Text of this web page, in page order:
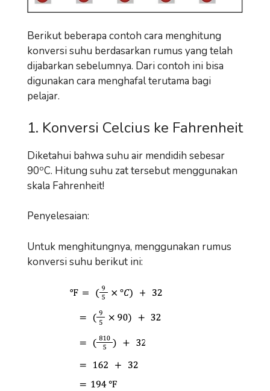
Berikut beberapa contoh cara menghitung
konversi suhu berdasarkan rumus yang telah
dijabarkan sebelumnya. Dari contoh ini bisa
digunakan cara menghafal terutama bagi
pelajar.
1. Konversi Celcius ke Fahrenheit
Diketahui bahwa suhu air mendidih sebesar
90oC. Hitung suhu zat tersebut menggunakan
skala Fahrenheit!
Penyelesaian:
Untuk menghitungnya, menggunakan rumus
konversi suhu berikut ini: